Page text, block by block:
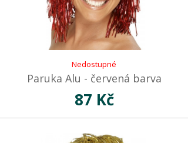
Nedostupné
Paruka Alu - červená barva
87 Kč